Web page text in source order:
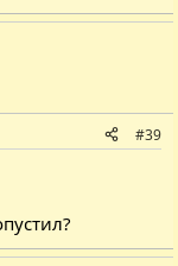
#39